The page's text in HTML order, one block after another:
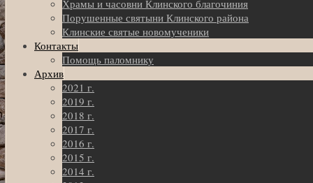
Храмы и часовни Клинского благочиния
Порушенные святыни Клинского района
Клинские святые новомученики
Контакты
Помощь паломнику
Архив
2021 г.
2019 г.
2018 г.
2017 г.
2016 г.
2015 г.
2014 г.